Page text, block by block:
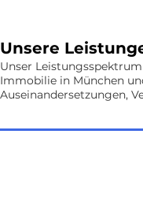
Unsere
Unser
Immobilie in München
Auseinandersetzungen,